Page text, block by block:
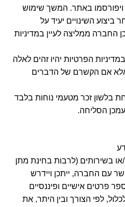
ויפורסמו באתר. המשך שימוש
השינויים יעיד על
החברה ממליצה לעיין במדיניות
הפרטיות יהיו זהים לאלה
אם הקשרם של הדברים
בלשון זכר מטעמי נוחות בלבד
הסליחה.
בשירותים (לרבות בחינת מתן
עם החברה, ייתכן ויידרש
אישיים ופיננסיים
לפי הצורך ובין היתר, את